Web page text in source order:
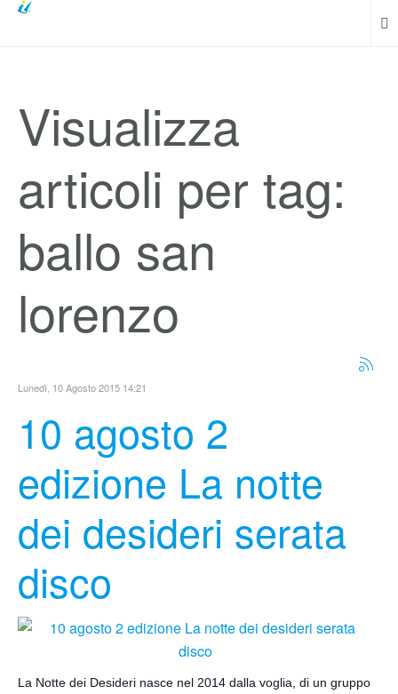
Visualizza
articoli per tag:
ballo san
lorenzo
Lunedì, 10 Agosto 2015 14:21
10 agosto 2
edizione La notte
dei desideri serata
disco
La Notte dei Desideri nasce nel 2014 dalla voglia, di un gruppo